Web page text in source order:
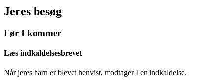
Jeres besøg
Før I kommer
Læs indkaldelsesbrevet
Når jeres barn er blevet henvist, modtager I en indkaldelse.